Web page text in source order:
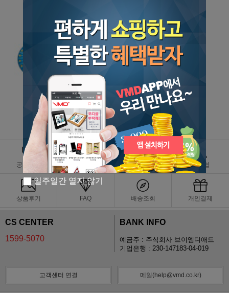
직원 뺏지 모음전
1,000원
공지사항 Q&A 멤버쉽
상품후기 FAQ 배송조회 개인결제
CS CENTER
1599-5070
BANK INFO
예금주 : 주식회사 브이엠디애드
기업은행 : 230-147183-04-019
고객센터 연결 메일(help@vmd.co.kr)
일주일간 열지 않기